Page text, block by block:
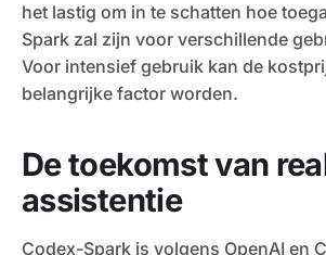
het lastig om in te schatten hoe
Spark zal zijn voor verschillende
Voor intensief gebruik kan de
belangrijke factor worden.
De toekomst van
assistentie
Codex-Spark is volgens OpenAI en